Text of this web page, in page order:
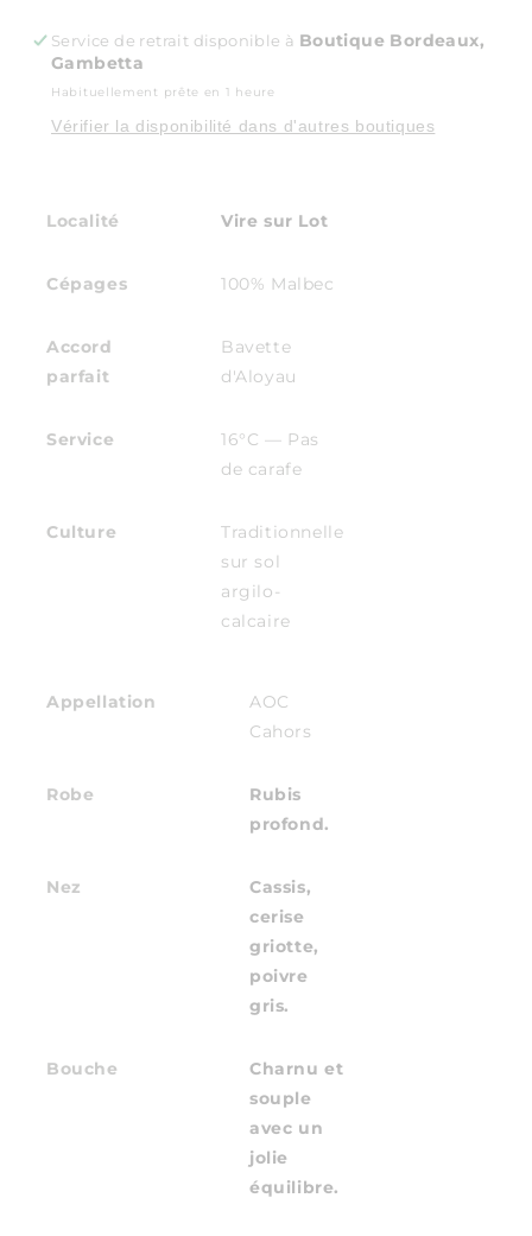
Clos
La
Coutale
-
Griotte
Clos
La
-
Griotte
Service de retrait disponible à Boutique Bordeaux,
Gambetta
Habituellement prête en 1 heure
Vérifier la disponibilité dans d'autres boutiques
Localité Vire sur Lot
Cépages 100% Malbec
Accord
parfait
Bavette
d'Aloyau
Service
16°C — Pas
de carafe
Culture
Traditionnelle
sur sol
argilo-
calcaire
Appellation
AOC
Cahors
Robe
Rubis
profond.
Nez
Cassis,
cerise
griotte,
poivre
gris.
Bouche
Charnu et
souple
avec un
jolie
équilibre.